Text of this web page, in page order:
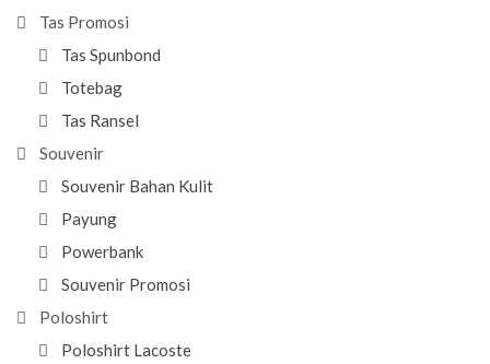
Tas Promosi
Tas Spunbond
Totebag
Tas Ransel
Souvenir
Souvenir Bahan Kulit
Payung
Powerbank
Souvenir Promosi
Poloshirt
Poloshirt Lacoste